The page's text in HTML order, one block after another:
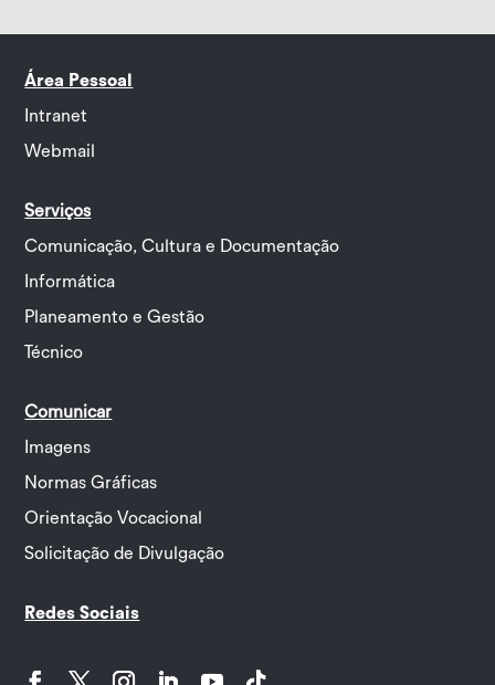
Área Pessoal
Intranet
Webmail
Serviços
Comunicação, Cultura e Documentação
Informática
Planeamento e Gestão
Técnico
Comunicar
Imagens
Normas Gráficas
Orientação Vocacional
Solicitação de Divulgação
Redes Sociais